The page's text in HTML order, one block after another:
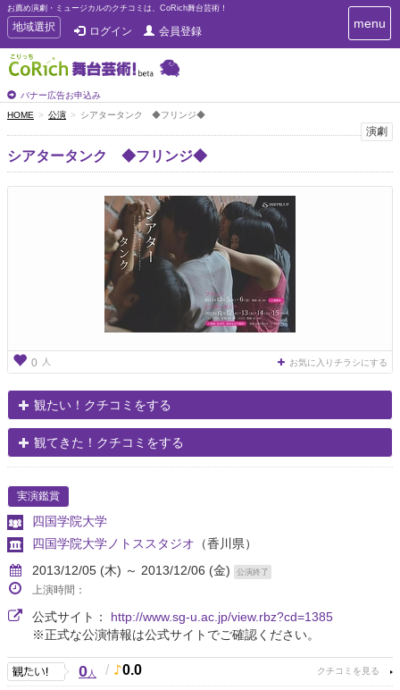
お薦め演劇・ミュージカルのクチコミは、CoRich舞台芸術！
T
o
g
g
e
n
a
v
i
地域選択 ログイン 会員登録
バナー広告お申込み
T
o
i
menu
HOME 公演 シアタータンク ◆フリンジ◆
演劇
シアタータンク ◆フリンジ◆
0 人 お気に入りチラシにする
観たい！クチコミをする
観てきた！クチコミをする
実演鑑賞
四国学院大学
四国学院大学ノトススタジオ （香川県）
2013/12/05 (木) ～ 2013/12/06 (金)
公演終了
上演時間：
公式サイト： http://www.sg-u.ac.jp/view.rbz?cd=1385
※正式な公演情報は公式サイトでご確認ください。
0人 / 0.0